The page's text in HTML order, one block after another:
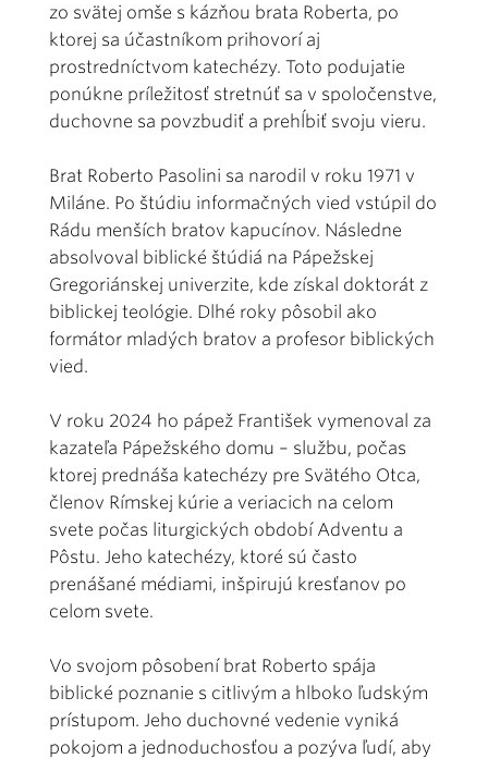
zo svätej omše s kázňou brata Roberta, po
ktorej sa účastníkom prihovorí aj
prostredníctvom katechézy. Toto podujatie
ponúkne príležitosť stretnúť sa v spoločenstve,
duchovne sa povzbudiť a prehĺbiť svoju vieru.
Brat Roberto Pasolini sa narodil v roku 1971 v
Miláne. Po štúdiu informačných vied vstúpil do
Rádu menších bratov kapucínov. Následne
absolvoval biblické štúdiá na Pápežskej
Gregoriánskej univerzite, kde získal doktorát z
biblickej teológie. Dlhé roky pôsobil ako
formátor mladých bratov a profesor biblických
vied.
V roku 2024 ho pápež František vymenoval za
kazateľa Pápežského domu – službu, počas
ktorej prednáša katechézy pre Svätého Otca,
členov Rímskej kúrie a veriacich na celom
svete počas liturgických období Adventu a
Pôstu. Jeho katechézy, ktoré sú často
prenášané médiami, inšpirujú kresťanov po
celom svete.
Vo svojom pôsobení brat Roberto spája
biblické poznanie s citlivým a hlboko ľudským
prístupom. Jeho duchovné vedenie vyniká
pokojom a jednoduchosťou a pozýva ľudí, aby